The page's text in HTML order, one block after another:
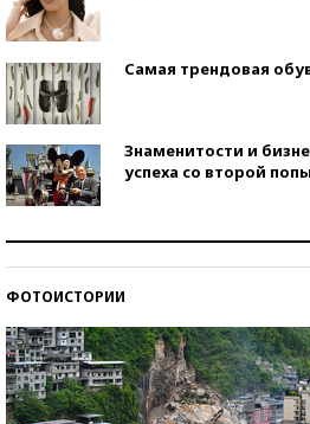
Самая трендовая
Знаменитости и
успеха со второй
ФОТОИСТОРИИ